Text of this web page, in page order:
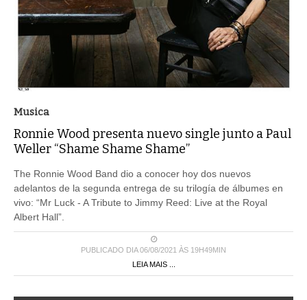
Musica
Ronnie Wood presenta nuevo single junto a Paul
Weller “Shame Shame Shame”
The Ronnie Wood Band dio a conocer hoy dos nuevos
adelantos de la segunda entrega de su trilogía de álbumes en
vivo: “Mr Luck - A Tribute to Jimmy Reed: Live at the Royal
Albert Hall”.
PUBLICADO DIA 06/08/2021 ÀS 19H49MIN
LEIA MAIS ...